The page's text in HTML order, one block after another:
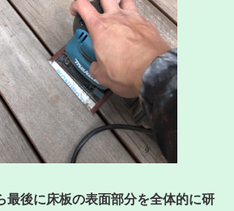
最後に床板の表面部分を全体的に研